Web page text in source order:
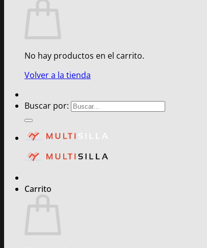
No hay productos en el carrito.
Volver a la tienda
Buscar por:
Carrito